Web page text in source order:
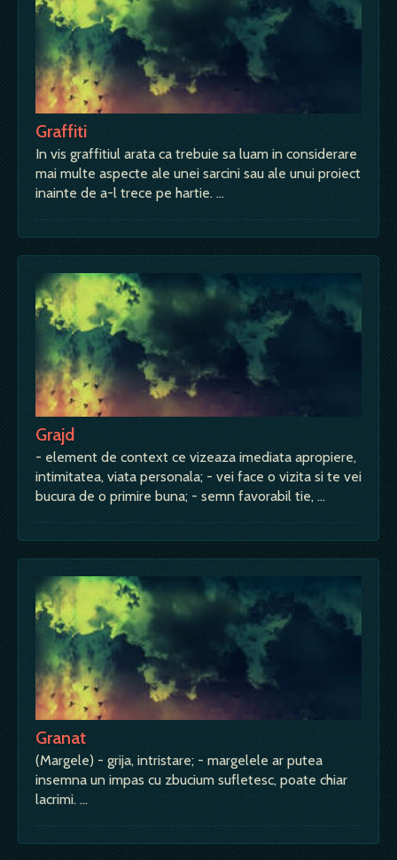
Graffiti
In vis graffitiul arata ca trebuie sa luam in considerare
mai multe aspecte ale unei sarcini sau ale unui proiect
inainte de a-l trece pe hartie. …
Grajd
- element de context ce vizeaza imediata apropiere,
intimitatea, viata personala; - vei face o vizita si te vei
bucura de o primire buna; - semn favorabil tie, …
Granat
(Margele) - grija, intristare; - margelele ar putea
insemna un impas cu zbucium sufletesc, poate chiar
lacrimi. …